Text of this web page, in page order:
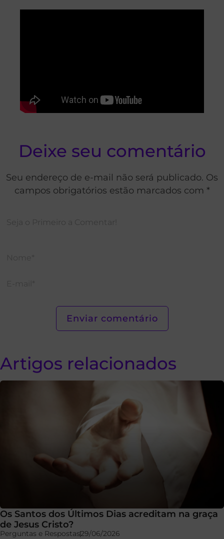
Deixe seu comentário
Seu endereço de e-mail não será publicado. Os
campos obrigatórios estão marcados com *
Artigos relacionados
Os Santos dos Últimos Dias acreditam na graça
de Jesus Cristo?
Perguntas e Respostas29/06/2026